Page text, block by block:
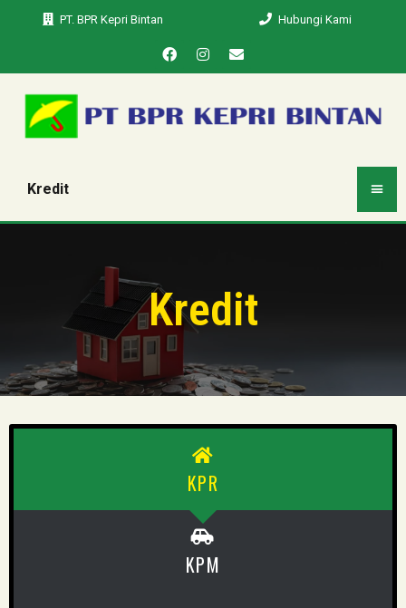
PT. BPR Kepri Bintan Hubungi Kami
Kredit
Kredit
KPR
KPM